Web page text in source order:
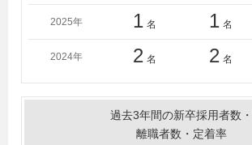
2025年 1 名 1 名
2024年 2 名 2 名
過去3年間の新卒採用者数・
離職者数・定着率